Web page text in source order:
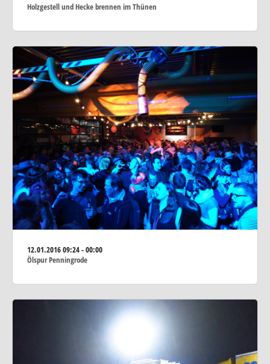
Holzgestell und Hecke brennen im Thünen
12.01.201609:24 - 00:00
Ölspur Penningrode